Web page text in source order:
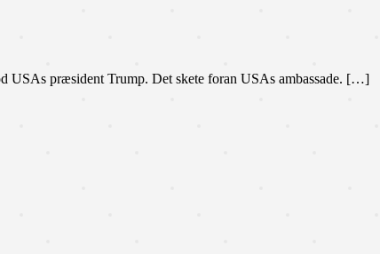
USAs præsident Trump. Det skete foran USAs ambassade. […]